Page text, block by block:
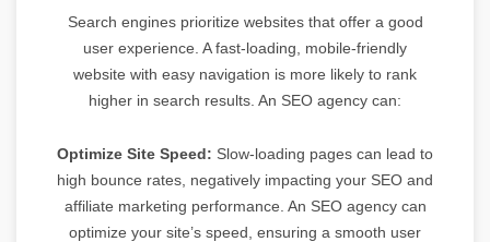
Search engines prioritize websites that offer a good
user experience. A fast-loading, mobile-friendly
website with easy navigation is more likely to rank
higher in search results. An SEO agency can:
Optimize Site Speed: Slow-loading pages can lead to
high bounce rates, negatively impacting your SEO and
affiliate marketing performance. An SEO agency can
optimize your site’s speed, ensuring a smooth user